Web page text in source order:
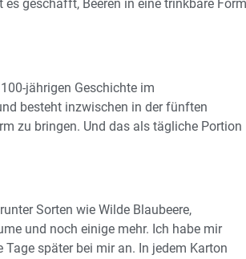
geschafft, Beeren in eine trinkbare Form
jährigen Geschichte im
besteht inzwischen in der fünften
zu bringen. Und das als tägliche Portion
Sorten wie Wilde Blaubeere,
und noch einige mehr. Ich habe mir
später bei mir an. In jedem Karton